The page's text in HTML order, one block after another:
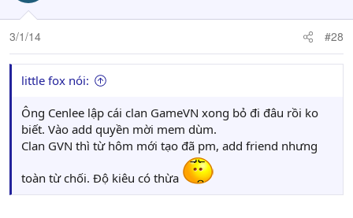
3/1/14 #28
little fox nói:
Ông Cenlee lập cái clan GameVN xong bỏ đi đâu rồi ko
biết. Vào add quyền mời mem dùm.
Clan GVN thì từ hôm mới tạo đã pm, add friend nhưng
toàn từ chối. Độ kiêu có thừa